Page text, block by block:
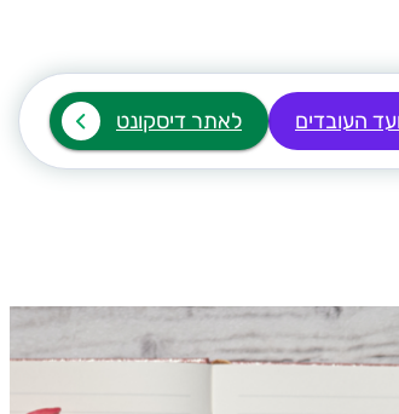
העובדים לאתר דיסקונט